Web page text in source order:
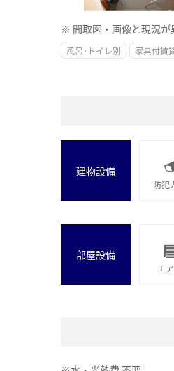
※ 間取図・画像と現況が
風呂･トイレ別 家具付賃
建物設備
防犯
部屋設備
エ